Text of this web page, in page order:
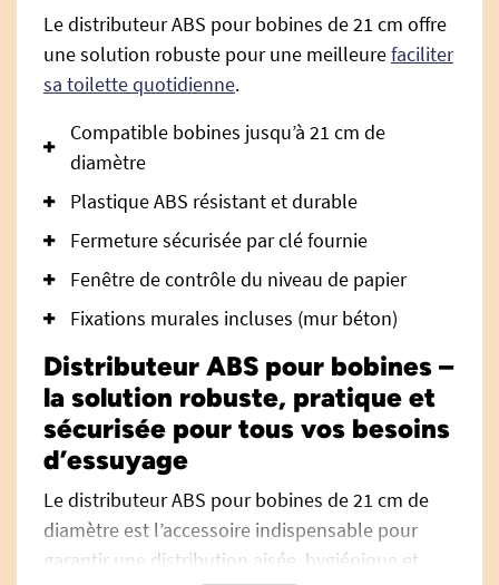
Le distributeur ABS pour bobines de 21 cm offre
une solution robuste pour une meilleurefaciliter
sa toilette quotidienne.
Compatible bobines jusqu’à 21 cm de
diamètre
Plastique ABS résistant et durable
Fermeture sécurisée par clé fournie
Fenêtre de contrôle du niveau de papier
Fixations murales incluses (mur béton)
Distributeur ABS pour bobines –
la solution robuste, pratique et
sécurisée pour tous vos besoins
d’essuyage
Le distributeur ABS pour bobines de 21 cm de
diamètre est l’accessoire indispensable pour
garantir une distribution aisée, hygiénique et